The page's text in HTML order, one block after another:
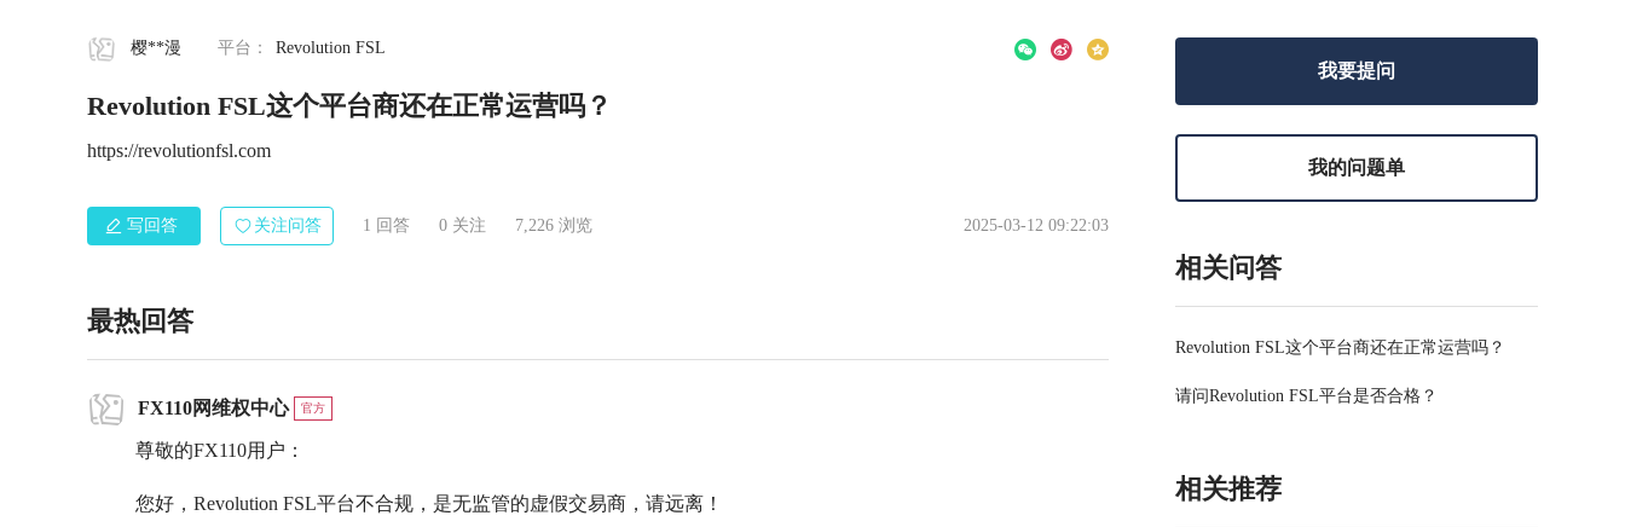
樱**漫 平台： Revolution FSL
Revolution FSL这个平台商还在正常运营吗？
https://revolutionfsl.com
写回答 关注问答 1 回答 0 关注 7,226 浏览 2025-03-12 09:22:03
最热回答
FX110网维权中心 官方
尊敬的FX110用户：
您好，Revolution FSL平台不合规，是无监管的虚假交易商，请远离！
我要提问
我的问题单
相关问答
Revolution FSL这个平台商还在正常运营吗？
请问Revolution FSL平台是否合格？
相关推荐